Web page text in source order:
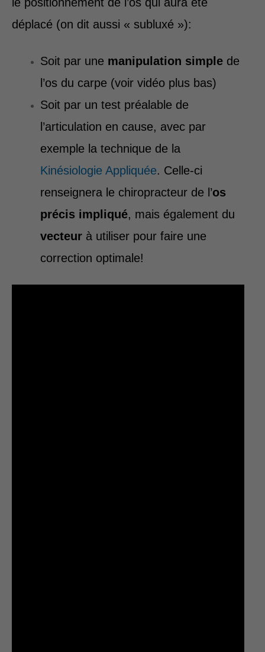
déplacé (on dit aussi « subluxé »):
Soit par une manipulation simple de
l’os du carpe (voir vidéo plus bas)
Soit par un test préalable de
l’articulation en cause, avec par
exemple la technique de la
Kinésiologie Appliquée. Celle-ci
renseignera le chiropracteur de l’os
précis impliqué, mais également du
vecteur à utiliser pour faire une
correction optimale!